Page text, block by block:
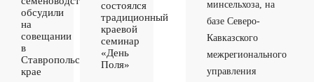
обсудили
на
совещании
в
Ставропольском
крае
состоялся
традиционный
краевой
семинар
«День
Поля»
минсельхоза, на
базе Северо-
Кавказского
межрегионального
управления